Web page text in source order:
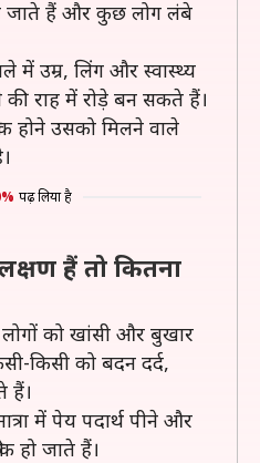
जाते हैं और कुछ लोग लंबे
में उम्र, लिंग और स्वास्थ्य
राह में रोड़े बन सकते हैं।
होने उसको मिलने वाले
पढ़ लिया है
हैं तो कितना
को खांसी और बुखार
किसी को बदन दर्द,
हैं।
में पेय पदार्थ पीने और
हो जाते हैं।